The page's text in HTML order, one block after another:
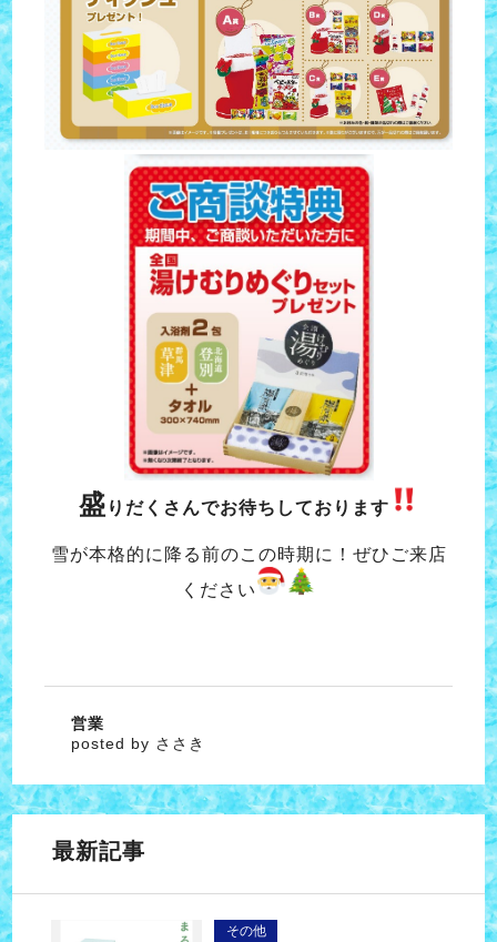
盛 りだくさんでお待ちしております
雪が本格的に降る前のこの時期に！ぜひご来店
ください
営業
posted by ささき
最新記事
その他